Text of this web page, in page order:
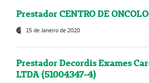
Prestador CENTRO DE
15 de Janeiro de 2020
Prestador Decordis Exames
LTDA (51004347-4)